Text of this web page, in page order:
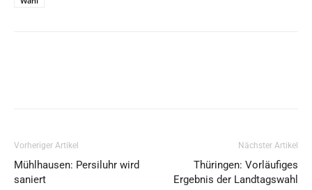
Vorheriger Artikel
Mühlhausen: Persiluhr wird
saniert
Nächster Artikel
Thüringen: Vorläufiges
Ergebnis der Landtagswahl